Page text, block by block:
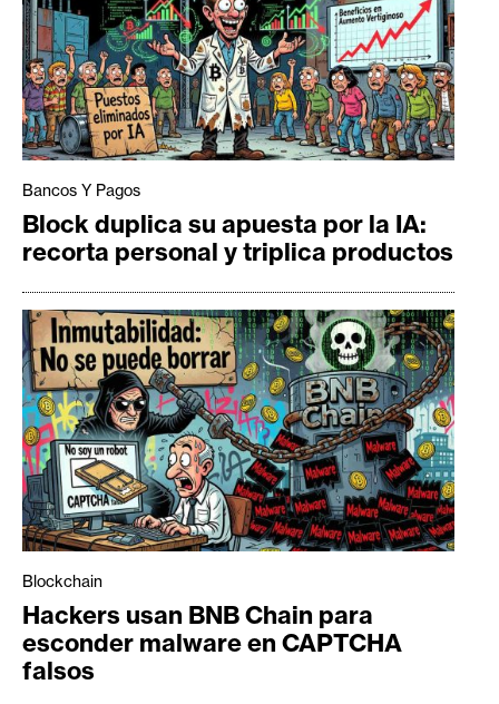
Bancos Y Pagos
Block duplica su apuesta por la IA:
recorta personal y triplica productos
Blockchain
Hackers usan BNB Chain para
esconder malware en CAPTCHA
falsos